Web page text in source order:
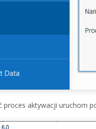
proces aktywacji uruchom